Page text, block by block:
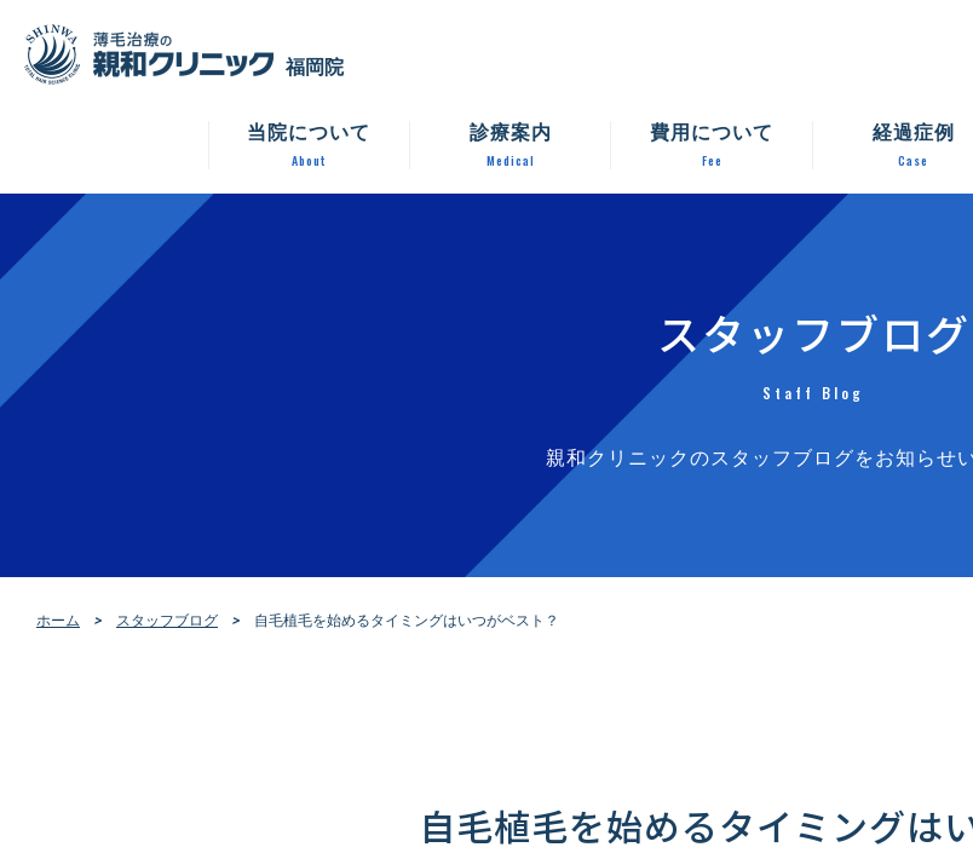
福岡院
当院について
About
診療案内
Medical
費用について
Fee
経過症例
Case
スタッフブログ
Staff Blog
親和クリニックのスタッフブログをお知らせ
ホーム スタッフブログ 自毛植毛を始めるタイミングはいつがベスト？
自毛植毛を始めるタイミングは